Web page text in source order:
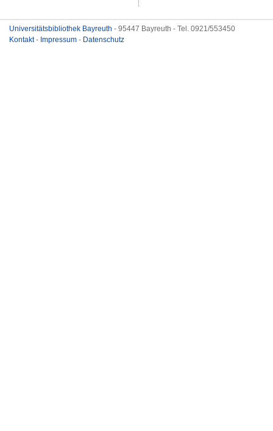
Universitätsbibliothek Bayreuth - 95447 Bayreuth - Tel. 0921/553450
Kontakt- Impressum - Datenschutz